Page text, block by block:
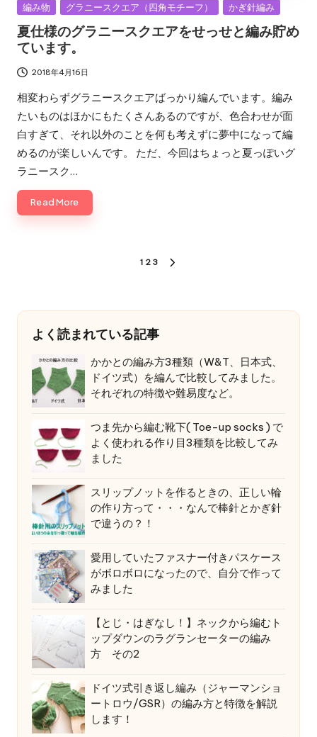
Posted
編み物 グラニースクエア（四角モチーフ） かぎ針編み
夏仕様のグラニースクエアをせっせと編み貯め
ています。
2018年4月16日
相変わらずグラニースクエアばっかり編んでいます。編み
たいものはほかにもたくさんあるのですが、色合わせが面
白すぎて、それ以外のことを何も考えずに夢中になって編
めるのが楽しいんです。 ただ、今回はちょっと夏っぽいグ
ラニースク…
Read More
の
ペ
ー
ジ
送
り
1 2 3
よく読まれている記事
かかとの編み方3種類（W&T、日本式、
ドイツ式）を編んで比較してみました。
それぞれの特徴や難易度など。
つま先から編む靴下( Toe-up socks ) で
よく使われる作り目3種類を比較してみ
ました
スリップノットを作るときの、正しい輪
の作り方って・・・なんで棒針とかぎ針
で違うの？！
愛用していたファスナー付きパスケース
がボロボロになったので、自分で作って
みました
【とじ・はぎなし！】ネックから編むト
ップダウンのラグランセーターの編み
方 その2
ドイツ式引き返し編み（ジャーマンショ
ートロウ/GSR）の編み方と特徴を解説
します！